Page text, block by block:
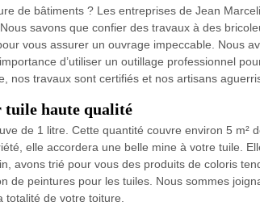
de bâtiments ? Les entreprises de Jean
savons que confier des travaux à des
vous assurer un ouvrage impeccable. Nous
d’utiliser un outillage professionnel
nos travaux sont certifiés et nos artisans
tuile haute qualité
de 1 litre. Cette quantité couvre environ 5 m²
elle accordera une belle mine à votre tuile.
avons trié pour vous des produits de coloris
de peintures pour les tuiles. Nous sommes
de votre toiture.